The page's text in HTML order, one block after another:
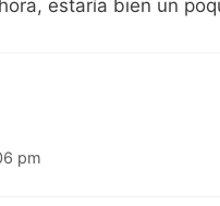
estaría bien un
pm